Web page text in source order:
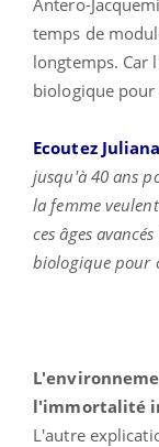
temps de
longtemps. Car
biologique
Ecoutez
jusqu'à 40 ans
la femme
ces âges
biologique pour
l'immortalité
L'autre